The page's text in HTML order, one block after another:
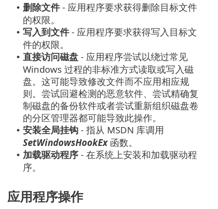
• 删除文件 - 应用程序要求获得删除目标文件
的权限。
• 写入到文件 - 应用程序要求获得写入目标文
件的权限。
• 直接访问磁盘 - 应用程序尝试以绕过常见
Windows 过程的非标准方式读取或写入磁
盘。这可能导致修改文件而不应用相应规
则。尝试回避检测的恶意软件、尝试精确复
制磁盘的备份软件或者尝试重新组织磁盘卷
的分区管理器都可能导致此操作。
• 安装全局挂钩 - 指从 MSDN 库调用
SetWindowsHookEx函数。
• 加载驱动程序 - 在系统上安装和加载驱动程
序。
应用程序操作